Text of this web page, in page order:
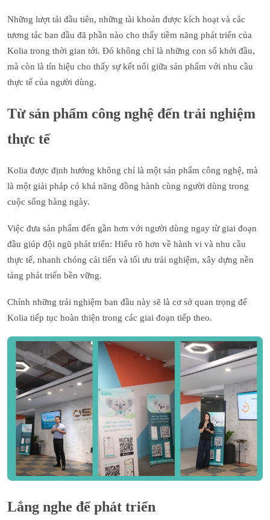
Những lượt tải đầu tiên, những tài khoản được kích hoạt và các
tương tác ban đầu đã phần nào cho thấy tiềm năng phát triển của
Kolia trong thời gian tới. Đó không chỉ là những con số khởi đầu,
mà còn là tín hiệu cho thấy sự kết nối giữa sản phẩm với nhu cầu
thực tế của người dùng.
Từ sản phẩm công nghệ đến trải nghiệm
thực tế
Kolia được định hướng không chỉ là một sản phẩm công nghệ, mà
là một giải pháp có khả năng đồng hành cùng người dùng trong
cuộc sống hàng ngày.
Việc đưa sản phẩm đến gần hơn với người dùng ngay từ giai đoạn
đầu giúp đội ngũ phát triển: Hiểu rõ hơn về hành vi và nhu cầu
thực tế, nhanh chóng cải tiến và tối ưu trải nghiệm, xây dựng nền
tảng phát triển bền vững.
Chính những trải nghiệm ban đầu này sẽ là cơ sở quan trọng để
Kolia tiếp tục hoàn thiện trong các giai đoạn tiếp theo.
Lắng nghe để phát triển